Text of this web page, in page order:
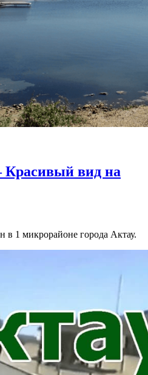
вид на
в 1 микрорайоне города Актау.